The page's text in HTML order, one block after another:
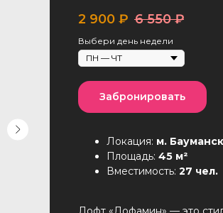
2 900 ₽ 6 550 ₽
Выбери день недели
Забронировать
Локация: м.
Площадь: 45 м²
Вместимость: 27 чел.